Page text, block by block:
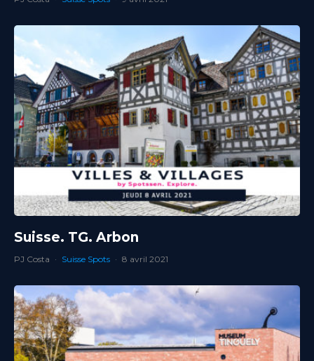
Suisse. TG. Arbon
PJ Costa · Suisse Spots · 8 avril 2021